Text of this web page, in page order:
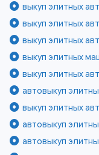
выкуп элитных
выкуп элитных
выкуп элитных
выкуп элитных
выкуп элитных
автовыкуп
выкуп элитных
автовыкуп
автовыкуп